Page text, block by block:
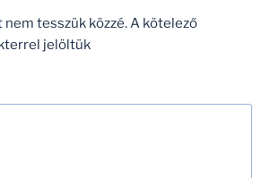
tesszük közzé.A kötelező
jelöltük